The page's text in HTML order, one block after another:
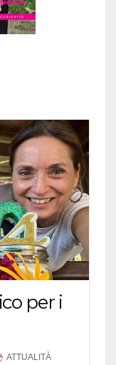
per i
ATTUALITÀ